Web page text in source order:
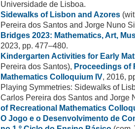
Universidade de Lisboa.
Sidewalks of Lisbon and Azores
Pereira dos Santos and Jorge Nuno
Bridges 2023: Mathematics, Art,
2023, pp. 477–480.
Kindergarten Activities for Early
Pereira dos Santos), Proceedings of
Mathematics Colloquium IV, 2016,
Playing Symmetries: Sidewalks of
Carlos Pereira dos Santos and Jorge
of Recreational Mathematics
O Jogo e o Desenvolvimento de